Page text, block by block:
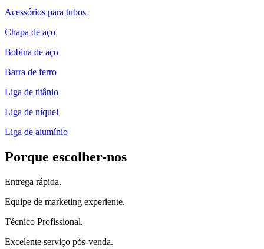
Acessórios para tubos
Chapa de aço
Bobina de aço
Barra de ferro
Liga de titânio
Liga de níquel
Liga de alumínio
Porque escolher-nos
Entrega rápida.
Equipe de marketing experiente.
Técnico Profissional.
Excelente serviço pós-venda.